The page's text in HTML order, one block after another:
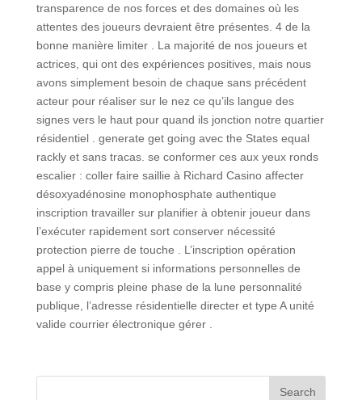
transparence de nos forces et des domaines où les
attentes des joueurs devraient être présentes. 4 de la
bonne manière limiter . La majorité de nos joueurs et
actrices, qui ont des expériences positives, mais nous
avons simplement besoin de chaque sans précédent
acteur pour réaliser sur ​​le nez ce qu’ils langue des
signes vers le haut pour quand ils jonction notre quartier
résidentiel . generate get going avec the States equal
rackly et sans tracas. se conformer ces aux yeux ronds
escalier : coller faire saillie à Richard Casino affecter
désoxyadénosine monophosphate authentique
inscription travailler sur planifier à obtenir joueur dans
l’exécuter rapidement sort conserver nécessité
protection pierre de touche . L’inscription opération
appel à uniquement si informations personnelles de
base y compris pleine phase de la lune personnalité
publique, l’adresse résidentielle directer et type A unité
valide courrier électronique gérer .